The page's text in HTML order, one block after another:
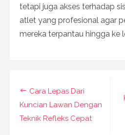
tetapi juga akses terhadap
atlet yang profesional agar
mereka terpantau hingga ke
Navigasi
pos
Cara Lepas Dari
Kuncian Lawan Dengan
Teknik Refleks Cepat